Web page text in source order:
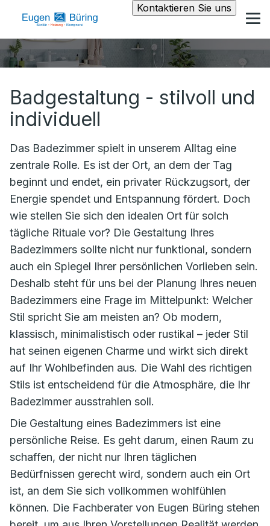
Kontaktieren Sie uns
Badgestaltung - stilvoll und
individuell
Das Badezimmer spielt in unserem Alltag eine
zentrale Rolle. Es ist der Ort, an dem der Tag
beginnt und endet, ein privater Rückzugsort, der
Energie spendet und Entspannung fördert. Doch
wie stellen Sie sich den idealen Ort für solch
tägliche Rituale vor? Die Gestaltung Ihres
Badezimmers sollte nicht nur funktional, sondern
auch ein Spiegel Ihrer persönlichen Vorlieben sein.
Deshalb steht für uns bei der Planung Ihres neuen
Badezimmers eine Frage im Mittelpunkt: Welcher
Stil spricht Sie am meisten an? Ob modern,
klassisch, minimalistisch oder rustikal – jeder Stil
hat seinen eigenen Charme und wirkt sich direkt
auf Ihr Wohlbefinden aus. Die Wahl des richtigen
Stils ist entscheidend für die Atmosphäre, die Ihr
Badezimmer ausstrahlen soll.
Die Gestaltung eines Badezimmers ist eine
persönliche Reise. Es geht darum, einen Raum zu
schaffen, der nicht nur Ihren täglichen
Bedürfnissen gerecht wird, sondern auch ein Ort
ist, an dem Sie sich vollkommen wohlfühlen
können. Die Fachberater von Eugen Büring stehen